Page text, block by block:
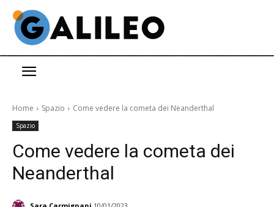
Home Spazio Come vedere la cometa dei Neanderthal
Spazio
Come vedere la cometa dei
Neanderthal